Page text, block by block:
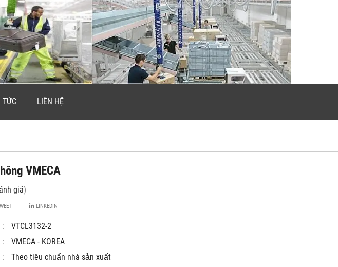
TỨC LIÊN HỆ
VMECA
giá)
LINKEDIN
:
VTCL3132-2
:
VMECA - KOREA
:
Theo tiêu chuẩn nhà sản xuất